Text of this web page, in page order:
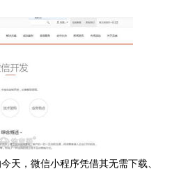
天，微信小程序凭借其无需下载、